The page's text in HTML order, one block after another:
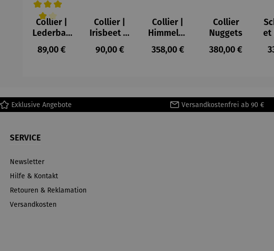
Durchschnittliche Bewertung von 4 von 5 Sternen
Collier |
Lederban
d
Lebensba
Regulärer Preis:
89,00 €
Collier |
Irisbeet in
Monets
Garten
Monet
Regulärer Preis:
90,00 €
Collier |
Himmelss
cheibe
von Nebra
Regulärer Preis:
358,00 €
Collier
Nuggets
Regulärer Preis:
380,00 €
et
Exklusive Angebote Versandkostenfrei ab 90 €
SERVICE
Newsletter
Hilfe & Kontakt
Retouren & Reklamation
Versandkosten